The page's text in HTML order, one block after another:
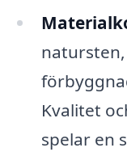
Kvalitet
spelar en